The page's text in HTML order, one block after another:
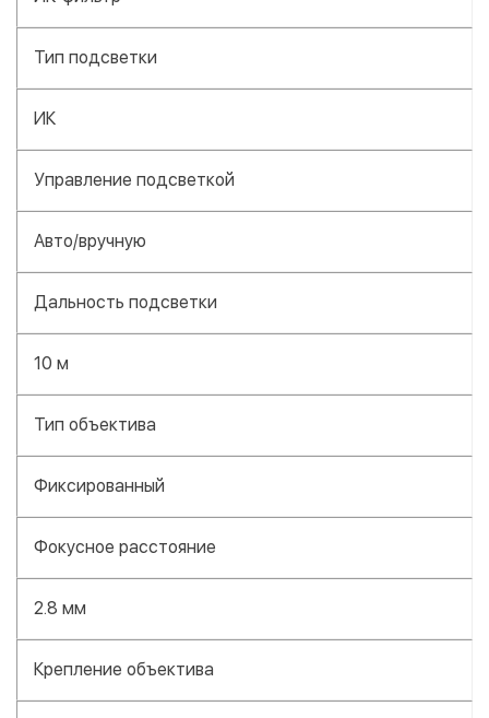
Тип подсветки
ИК
Управление подсветкой
Авто/вручную
Дальность подсветки
10 м
Тип объектива
Фиксированный
Фокусное расстояние
2.8 мм
Крепление объектива